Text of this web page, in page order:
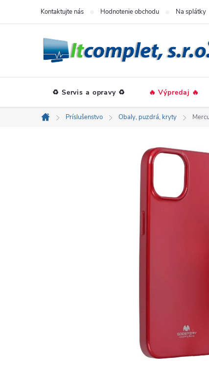
Kontaktujte nás Hodnotenie obchodu Na splátky
♻️ Servis a opravy ♻️ 🔥 Výpredaj 🔥
Domov
Príslušenstvo Obaly, puzdrá, kryty